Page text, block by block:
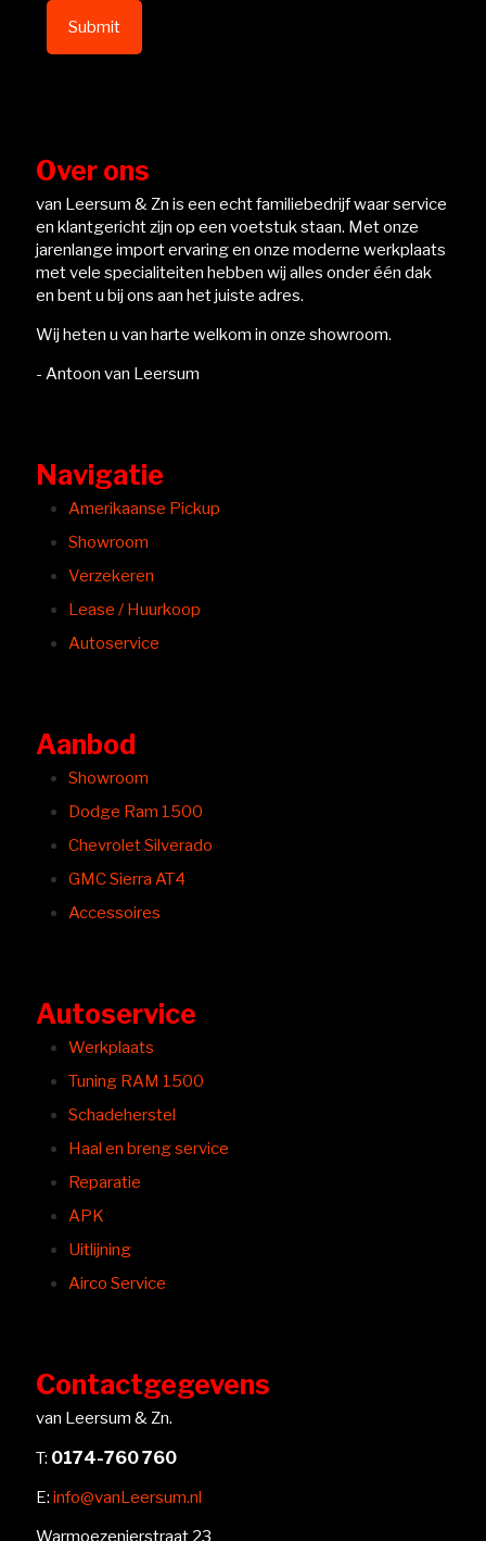
Over ons
van Leersum & Zn is een echt familiebedrijf waar service
en klantgericht zijn op een voetstuk staan. Met onze
jarenlange import ervaring en onze moderne werkplaats
met vele specialiteiten hebben wij alles onder één dak
en bent u bij ons aan het juiste adres.
Wij heten u van harte welkom in onze showroom.
- Antoon van Leersum
Navigatie
Amerikaanse Pickup
Showroom
Verzekeren
Lease / Huurkoop
Autoservice
Aanbod
Showroom
Dodge Ram 1500
Chevrolet Silverado
GMC Sierra AT4
Accessoires
Autoservice
Werkplaats
Tuning RAM 1500
Schadeherstel
Haal en breng service
Reparatie
APK
Uitlijning
Airco Service
Contactgegevens
van Leersum & Zn.
T: 0174-760 760
E: info@vanLeersum.nl
Warmoezenierstraat 23